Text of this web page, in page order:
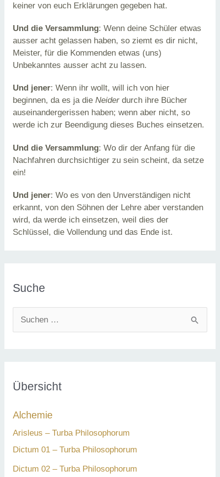
keiner von euch Erklärungen gegeben hat.
Und die Versammlung: Wenn deine Schüler etwas
ausser acht gelassen haben, so ziemt es dir nicht,
Meister, für die Kommenden etwas (uns)
Unbekanntes ausser acht zu lassen.
Und jener: Wenn ihr wollt, will ich von hier
beginnen, da es ja dieNeider durch ihre Bücher
auseinandergerissen haben; wenn aber nicht, so
werde ich zur Beendigung dieses Buches einsetzen.
Und die Versammlung: Wo dir der Anfang für die
Nachfahren durchsichtiger zu sein scheint, da setze
ein!
Und jener: Wo es von den Unverständigen nicht
erkannt, von den Söhnen der Lehre aber verstanden
wird, da werde ich einsetzen, weil dies der
Schlüssel, die Vollendung und das Ende ist.
Suche
u
e
n
a
c
h
Übersicht
Alchemie
Arisleus – Turba Philosophorum
Dictum 01 – Turba Philosophorum
Dictum 02 – Turba Philosophorum